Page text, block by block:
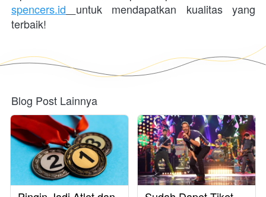
spencers.id
untuk mendapatkan kualitas yang
terbaik!
Blog Post Lainnya